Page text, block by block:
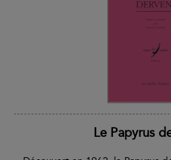
Le Papyrus